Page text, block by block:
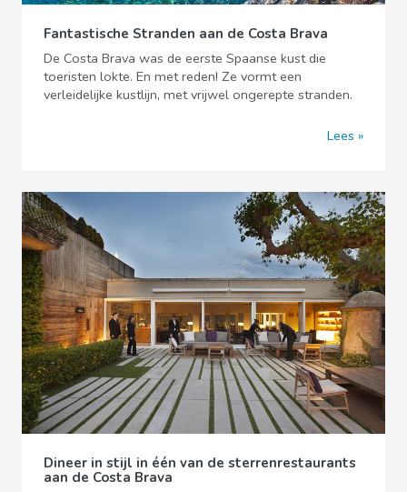
Fantastische Stranden aan de Costa Brava
De Costa Brava was de eerste Spaanse kust die
toeristen lokte. En met reden! Ze vormt een
verleidelijke kustlijn, met vrijwel ongerepte stranden.
Lees
Dineer in stijl in één van de sterrenrestaurants
aan de Costa Brava